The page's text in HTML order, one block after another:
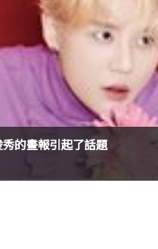
的畫報引起了話題